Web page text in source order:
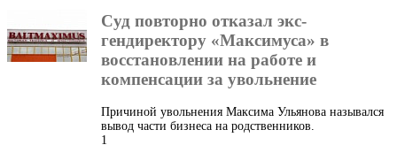
Суд повторно отказал экс-
гендиректору «Максимуса» в
восстановлении на работе и
компенсации за увольнение
Причиной увольнения Максима Ульянова назывался
вывод части бизнеса на родственников.
1